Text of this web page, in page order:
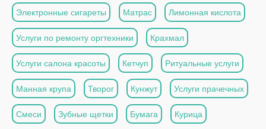
Электронные сигареты Матрас Лимонная кислота
Услуги по ремонту оргтехники Крахмал
Услуги салона красоты Кетчуп Ритуальные услуги
Манная крупа Творог Кунжут Услуги прачечных
Смеси Зубные щетки Бумага Курица